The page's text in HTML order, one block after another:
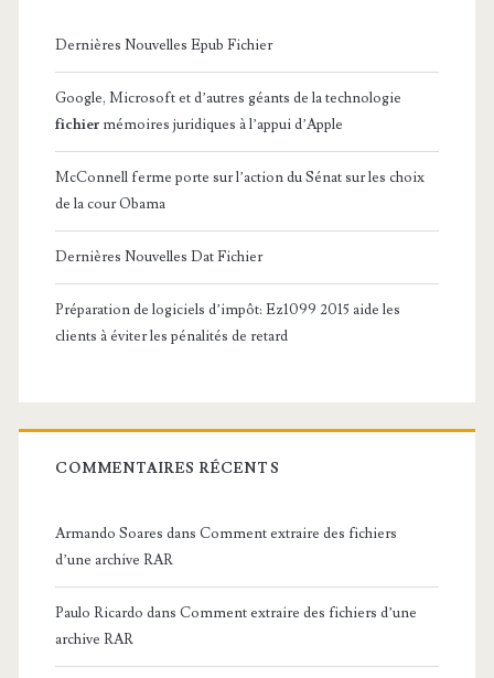
Dernières Nouvelles Epub Fichier
Google, Microsoft et d’autres géants de la technologie
fichier mémoires juridiques à l’appui d’Apple
McConnell ferme porte sur l’action du Sénat sur les choix
de la cour Obama
Dernières Nouvelles Dat Fichier
Préparation de logiciels d’impôt: Ez1099 2015 aide les
clients à éviter les pénalités de retard
COMMENTAIRES RÉCENTS
Armando Soares dans Comment extraire des fichiers
d’une archive RAR
Paulo Ricardo dans Comment extraire des fichiers d’une
archive RAR